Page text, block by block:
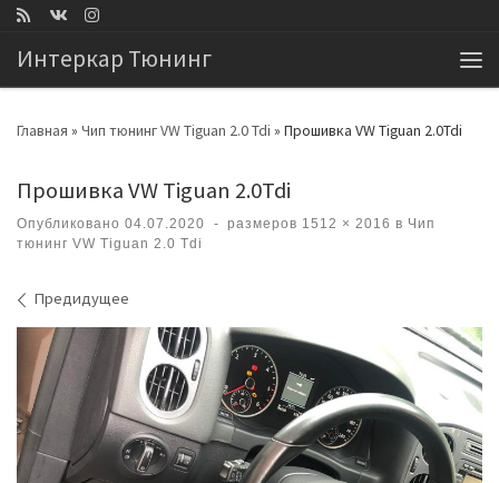
Интеркар Тюнинг
Главная » Чип тюнинг VW Tiguan 2.0 Tdi » Прошивка VW Tiguan 2.0Tdi
Прошивка VW Tiguan 2.0Tdi
Опубликовано 04.07.2020 - размеров 1512 × 2016 в Чип
тюнинг VW Tiguan 2.0 Tdi
Навигация по изображениям
Предидущее